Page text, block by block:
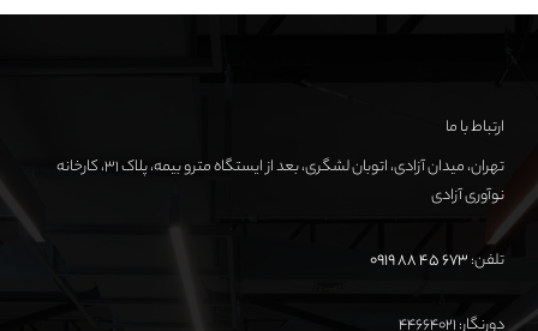
ارتباط با ما
تهران، میدان آزادی، اتوبان لشگری، بعد از ایستگاه مترو بیمه، پلاک ۳۱، کارخانه
نوآوری آزادی
تلفن:673 45 88 0919
دورنگار: ۴۴۶۶۴۰۲۱